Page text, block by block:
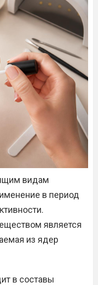
видам
в период
является
из ядер
в составы